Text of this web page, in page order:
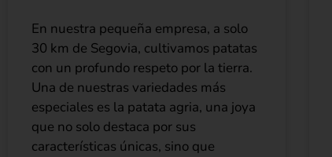
En nuestra pequeña empresa, a solo
30 km de Segovia, cultivamos patatas
con un profundo respeto por la tierra.
Una de nuestras variedades más
especiales es la patata agria, una joya
que no solo destaca por sus
características únicas, sino que